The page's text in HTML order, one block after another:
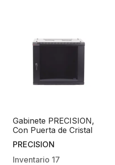
Gabinete PRECISION,
Con Puerta de Cristal
Templado, de 19in, 9UR,
450mm de Profundidad,
Color Negro
PRECISION
Inventario 17